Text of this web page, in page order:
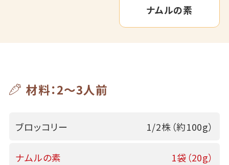
ナムルの素
材料：2～3人前
ブロッコリー 1/2株（約100g）
ナムルの素
1袋（20g）